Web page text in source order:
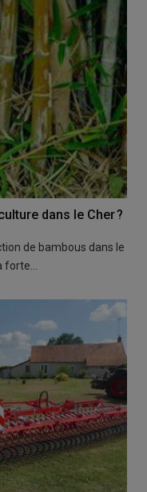
dans le Cher ?
de bambous dans le
forte…